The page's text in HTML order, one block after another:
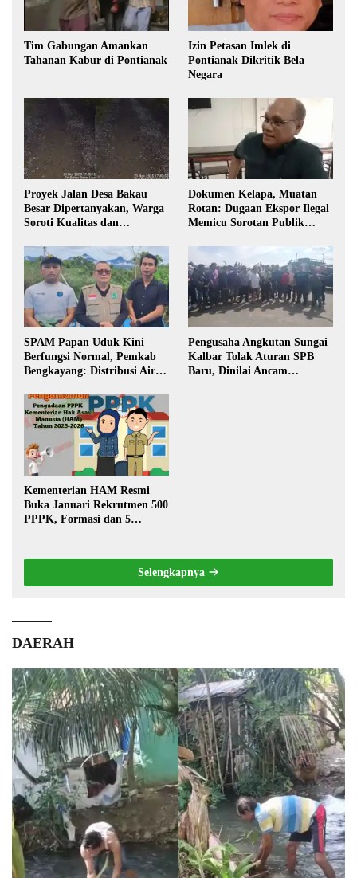
Tim Gabungan Amankan
Tahanan Kabur di Pontianak
Izin Petasan Imlek di
Pontianak Dikritik Bela
Negara
Proyek Jalan Desa Bakau
Besar Dipertanyakan, Warga
Soroti Kualitas dan
Pembangunan
Dokumen Kelapa, Muatan
Rotan: Dugaan Ekspor Ilegal
Memicu Sorotan Publik
SPAM Papan Uduk Kini
Berfungsi Normal, Pemkab
Bengkayang: Distribusi Air
Warga
Pengusaha Angkutan Sungai
Kalbar Tolak Aturan SPB
Baru, Dinilai Ancam
Kementerian HAM Resmi
Buka Januari Rekrutmen 500
PPPK, Formasi dan 5
Selengkapnya
DAERAH